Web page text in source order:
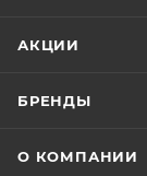
АКЦИИ
БРЕНДЫ
О КОМПАНИИ